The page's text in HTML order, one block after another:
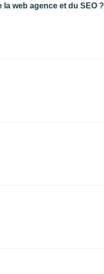
web agence et du SEO ?